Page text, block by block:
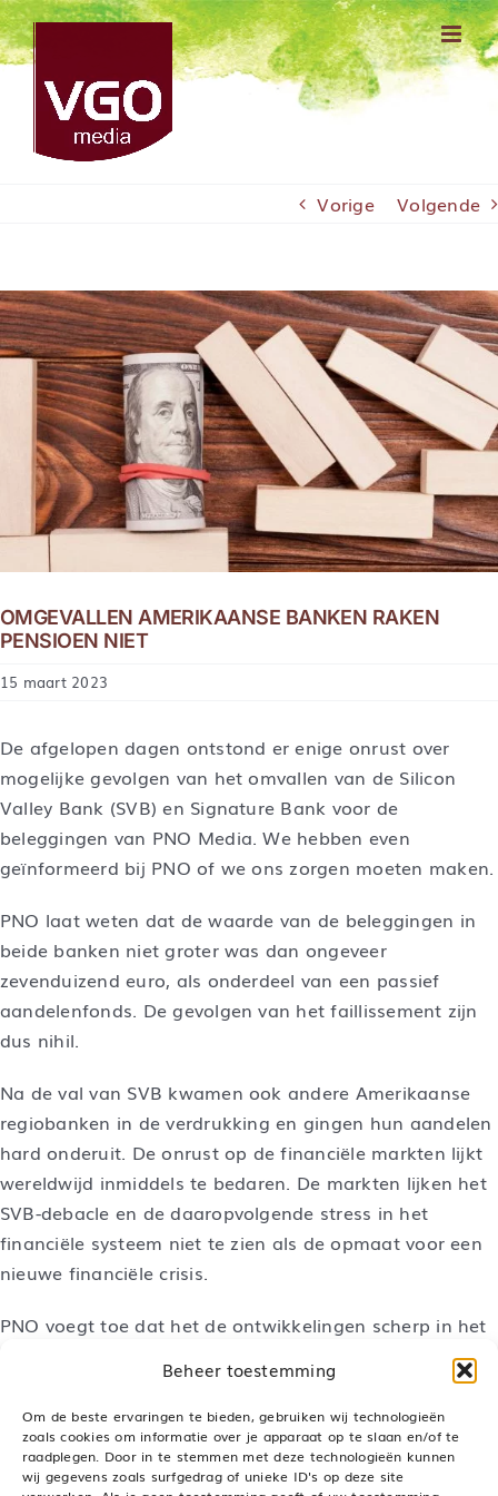
Beheer toestemming
Om de beste ervaringen te bieden, gebruiken wij technologieën
zoals cookies om informatie over je apparaat op te slaan en/of te
raadplegen. Door in te stemmen met deze technologieën kunnen
wij gegevens zoals surfgedrag of unieke ID's op deze site
Ga
naar
inhoud
Vorige Volgende
OMGEVALLEN AMERIKAANSE BANKEN RAKEN
PENSIOEN NIET
15 maart 2023
De afgelopen dagen ontstond er enige onrust over
mogelijke gevolgen van het omvallen van de Silicon
Valley Bank (SVB) en Signature Bank voor de
beleggingen van PNO Media. We hebben even
geïnformeerd bij PNO of we ons zorgen moeten maken.
PNO laat weten dat de waarde van de beleggingen in
beide banken niet groter was dan ongeveer
zevenduizend euro, als onderdeel van een passief
aandelenfonds. De gevolgen van het faillissement zijn
dus nihil.
Na de val van SVB kwamen ook andere Amerikaanse
regiobanken in de verdrukking en gingen hun aandelen
hard onderuit. De onrust op de financiële markten lijkt
wereldwijd inmiddels te bedaren. De markten lijken het
SVB-debacle en de daaropvolgende stress in het
financiële systeem niet te zien als de opmaat voor een
nieuwe financiële crisis.
PNO voegt toe dat het de ontwikkelingen scherp in het
oog houdt, en passend zal reageren als dat nodig is.
Deel dit bericht, kies je platform!